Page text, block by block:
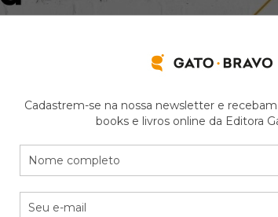
Cadastrem-se na nossa newsletter e
books e livros online da Editora